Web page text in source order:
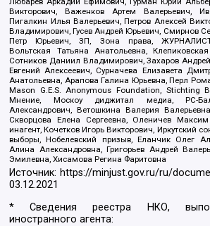
Викторович, Важенков Артем Валерьевич,
Пигалкин Илья Валерьевич, Петров Алексей
Владимирович, Гусев Андрей Юрьевич, Смирнов
Петр Юрьевич, ЗП, Зона права,
Вольтская Татьяна Анатольевна,
Сотников Даниил Владимирович, Захаров
Евгений Алексеевич, Сурначева Елизавета
Анатольевна, Арапова Галина Юрьевна, Перл
Mason G.E.S. Anonymous Foundation, Stichting
Мнение, Москоу диджитал медиа, РС-
Александрович, Ветошкина Валерия
Скворцова Елена Сергеевна, Оленичев
инагент, Кочетков Игорь Викторович, Иркутский
выборы, Нобелевский призыв, Еланчик Олег
Алина Александровна, Григорьев Андрей
Эмилевна, Хисамова Регина Фаритовна
Источник: https://minjust.gov.ru/ru/
03.12.2021
* Сведения реестра НКО,
иностранного агента: